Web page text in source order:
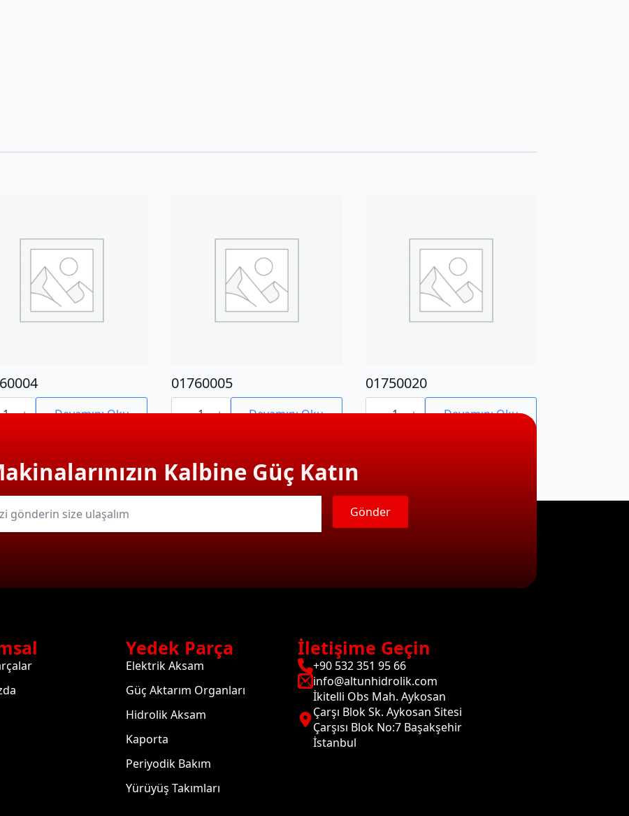
Devamını Oku
01760005
01760005
adet Devamını Oku
01750020
01750020
adet Devamını Oku
Kalbine Güç Katın
Gönder
Yedek Parça
Elektrik Aksam
Güç Aktarım Organları
Hidrolik Aksam
Kaporta
Periyodik Bakım
Yürüyüş Takımları
İletişime Geçin
+90 532 351 95 66
info@altunhidrolik.com
İkitelli Obs Mah. Aykosan
Çarşı Blok Sk. Aykosan Sitesi
Çarşısı Blok No:7 Başakşehir
İstanbul